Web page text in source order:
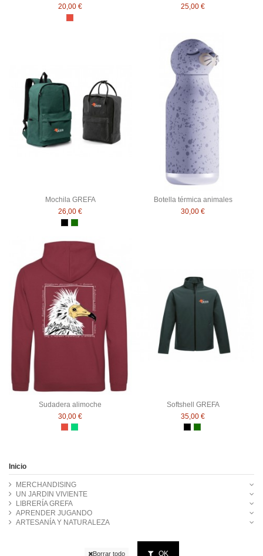
20,00 €
Rojo
25,00 €
Mochila GREFA
26,00 €
NegroVerde botella
Botella térmica animales
30,00 €
Sudadera alimoche
30,00 €
RojoVerde claro
Softshell GREFA
35,00 €
NegroVerde botella
Inicio
MERCHANDISING
UN JARDIN VIVIENTE
LIBRERÍA GREFA
APRENDER JUGANDO
ARTESANÍA Y NATURALEZA
Borrar todo OK